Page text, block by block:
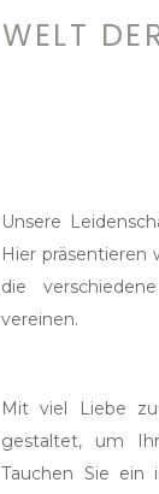
Unsere
Hier
die
vereinen.
Mit viel Liebe
gestaltet, um
Tauchen Sie ein